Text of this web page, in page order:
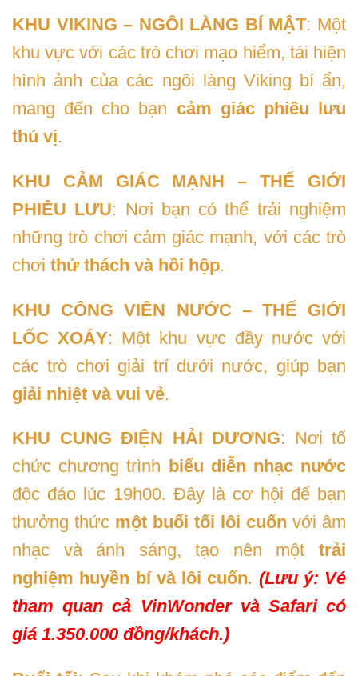
KHU VIKING – NGÔI LÀNG BÍ MẬT: Một
khu vực với các trò chơi mạo hiểm, tái hiện
hình ảnh của các ngôi làng Viking bí ẩn,
mang đến cho bạn cảm giác phiêu lưu
thú vị.
KHU CẢM GIÁC MẠNH – THẾ GIỚI
PHIÊU LƯU: Nơi bạn có thể trải nghiệm
những trò chơi cảm giác mạnh, với các trò
chơi thử thách và hồi hộp.
KHU CÔNG VIÊN NƯỚC – THẾ GIỚI
LỐC XOÁY: Một khu vực đầy nước với
các trò chơi giải trí dưới nước, giúp bạn
giải nhiệt và vui vẻ.
KHU CUNG ĐIỆN HẢI DƯƠNG: Nơi tổ
chức chương trình biểu diễn nhạc nước
độc đáo lúc 19h00. Đây là cơ hội để bạn
thưởng thức một buổi tối lôi cuốn với âm
nhạc và ánh sáng, tạo nên một trải
nghiệm huyền bí và lôi cuốn. (Lưu ý: Vé
tham quan cả VinWonder và Safari có
giá 1.350.000 đồng/khách.)